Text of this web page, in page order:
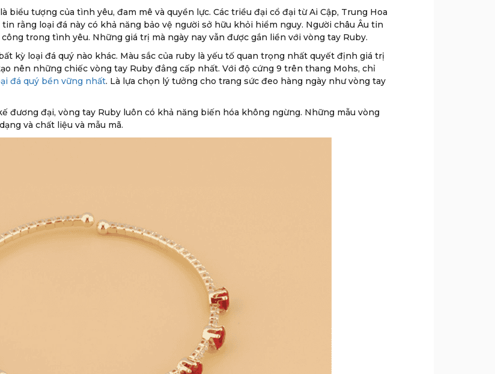
biểu tượng của tình yêu, đam mê và quyền lực. Các triều đại cổ đại từ Ai Cập, Trung Hoa
rằng loại đá này có khả năng bảo vệ người sở hữu khỏi hiểm nguy. Người châu Âu tin
trong tình yêu. Những giá trị mà ngày nay vẫn được gắn liền với vòng tay Ruby.
kỳ loại đá quý nào khác. Màu sắc của ruby là yếu tố quan trọng nhất quyết định giá trị
nên những chiếc vòng tay Ruby đẳng cấp nhất. Với độ cứng 9 trên thang Mohs, chỉ
đá quý bền vững nhất. Là lựa chọn lý tưởng cho trang sức đeo hàng ngày như vòng tay
đại, vòng tay Ruby luôn có khả năng biến hóa không ngừng. Những mẫu vòng
và chất liệu và mẫu mã.